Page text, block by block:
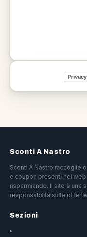
Sconti A Nastro
Sconti A Nastro raccoglie
e coupon presenti nel
risparmiando. Il sito è una
responsabilità sulle
Sezioni